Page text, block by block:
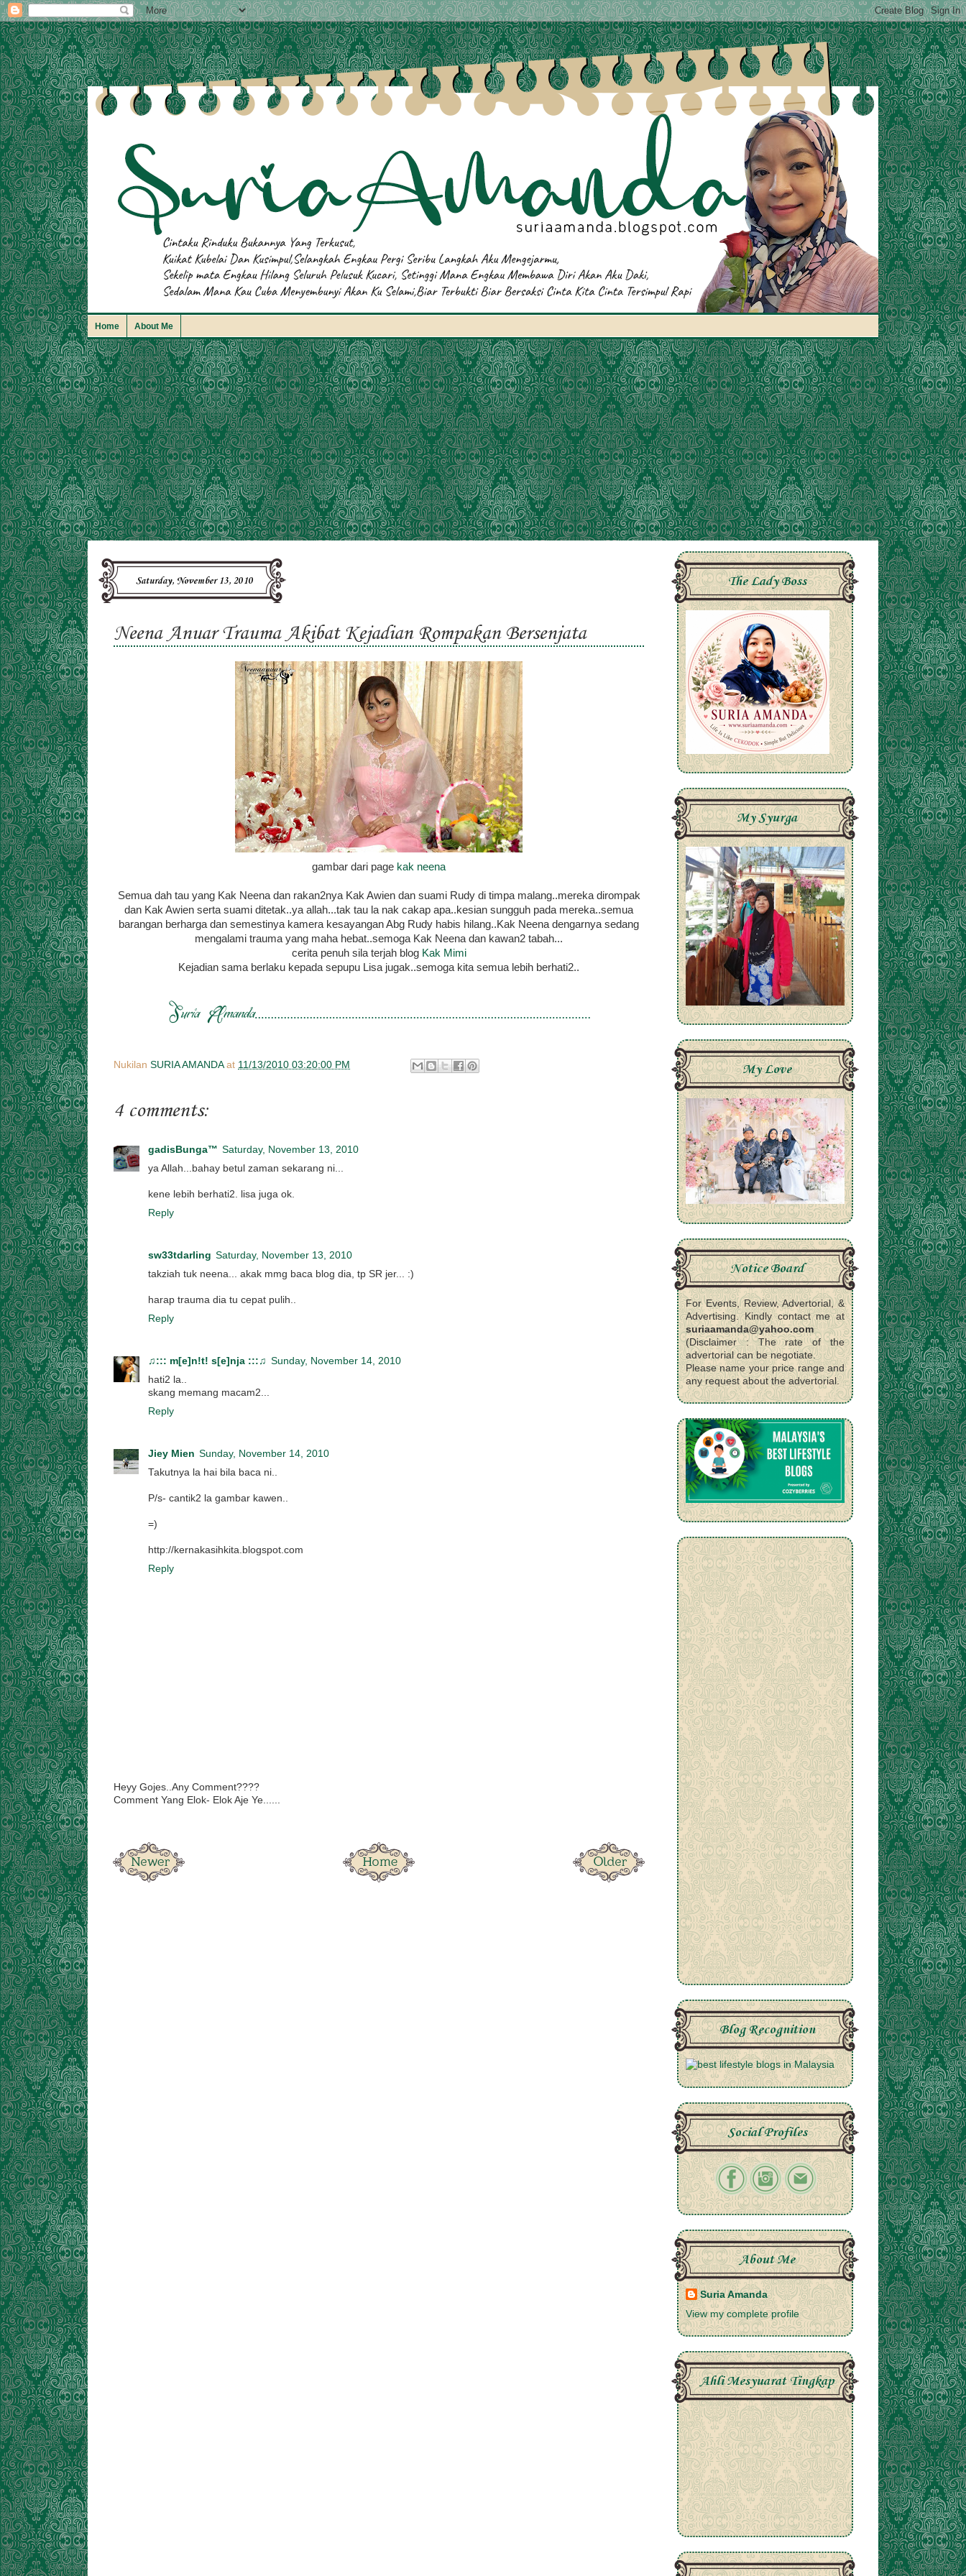
Home About Me
Saturday, November 13, 2010
Neena Anuar Trauma Akibat Kejadian Rompakan Bersenjata
gambar dari page kak neena
Semua dah tau yang Kak Neena dan rakan2nya Kak Awien dan suami Rudy di timpa malang..mereka dirompak
dan Kak Awien serta suami ditetak..ya allah...tak tau la nak cakap apa..kesian sungguh pada mereka..semua
barangan berharga dan semestinya kamera kesayangan Abg Rudy habis hilang..Kak Neena dengarnya sedang
mengalami trauma yang maha hebat..semoga Kak Neena dan kawan2 tabah...
cerita penuh sila terjah blog Kak Mimi
Kejadian sama berlaku kepada sepupu Lisa jugak..semoga kita semua lebih berhati2..
Nukilan SURIA AMANDA at 11/13/2010 03:20:00 PM
4 comments:
gadisBunga™ Saturday, November 13, 2010
ya Allah...bahay betul zaman sekarang ni...
kene lebih berhati2. lisa juga ok.
Reply
sw33tdarling Saturday, November 13, 2010
takziah tuk neena... akak mmg baca blog dia, tp SR jer... :)
harap trauma dia tu cepat pulih..
Reply
♫::: m[e]n!t! s[e]nja :::♫ Sunday, November 14, 2010
hati2 la..
skang memang macam2...
Reply
Jiey Mien Sunday, November 14, 2010
Takutnya la hai bila baca ni..
P/s- cantik2 la gambar kawen..
=)
http://kernakasihkita.blogspot.com
Reply
Heyy Gojes..Any Comment????
Comment Yang Elok- Elok Aje Ye......
The Lady Boss
My Syurga
My Love
Notice Board
For Events, Review, Advertorial, &
Advertising. Kindly contact me at
suriaamanda@yahoo.com
(Disclaimer : The rate of the
advertorial can be negotiate.
Please name your price range and
any request about the advertorial.
Blog Recognition
Social Profiles
About Me
Suria Amanda
View my complete profile
Ahli Mesyuarat Tingkap